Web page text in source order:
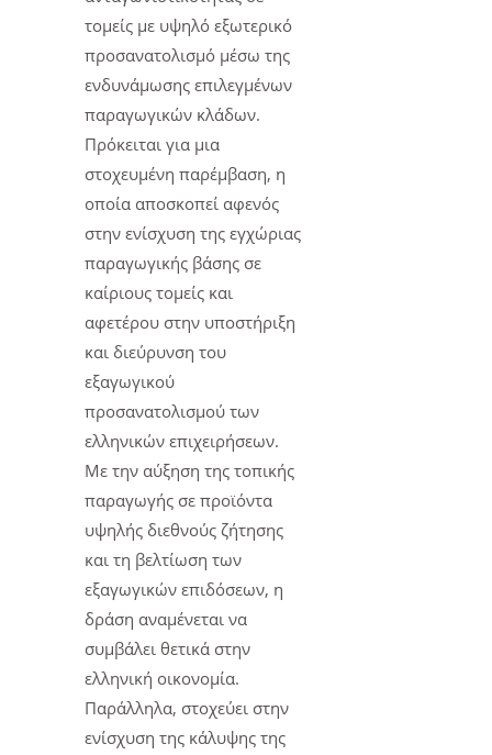
τομείς με υψηλό εξωτερικό
προσανατολισμό μέσω της
ενδυνάμωσης επιλεγμένων
παραγωγικών κλάδων.
Πρόκειται για μια
στοχευμένη παρέμβαση, η
οποία αποσκοπεί αφενός
στην ενίσχυση της εγχώριας
παραγωγικής βάσης σε
καίριους τομείς και
αφετέρου στην υποστήριξη
και διεύρυνση του
εξαγωγικού
προσανατολισμού των
ελληνικών επιχειρήσεων.
Με την αύξηση της τοπικής
παραγωγής σε προϊόντα
υψηλής διεθνούς ζήτησης
και τη βελτίωση των
εξαγωγικών επιδόσεων, η
δράση αναμένεται να
συμβάλει θετικά στην
ελληνική οικονομία.
Παράλληλα, στοχεύει στην
ενίσχυση της κάλυψης της